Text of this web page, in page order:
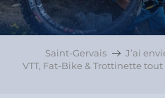
Saint-Gervais J’ai
VTT, Fat-Bike & Trottinette